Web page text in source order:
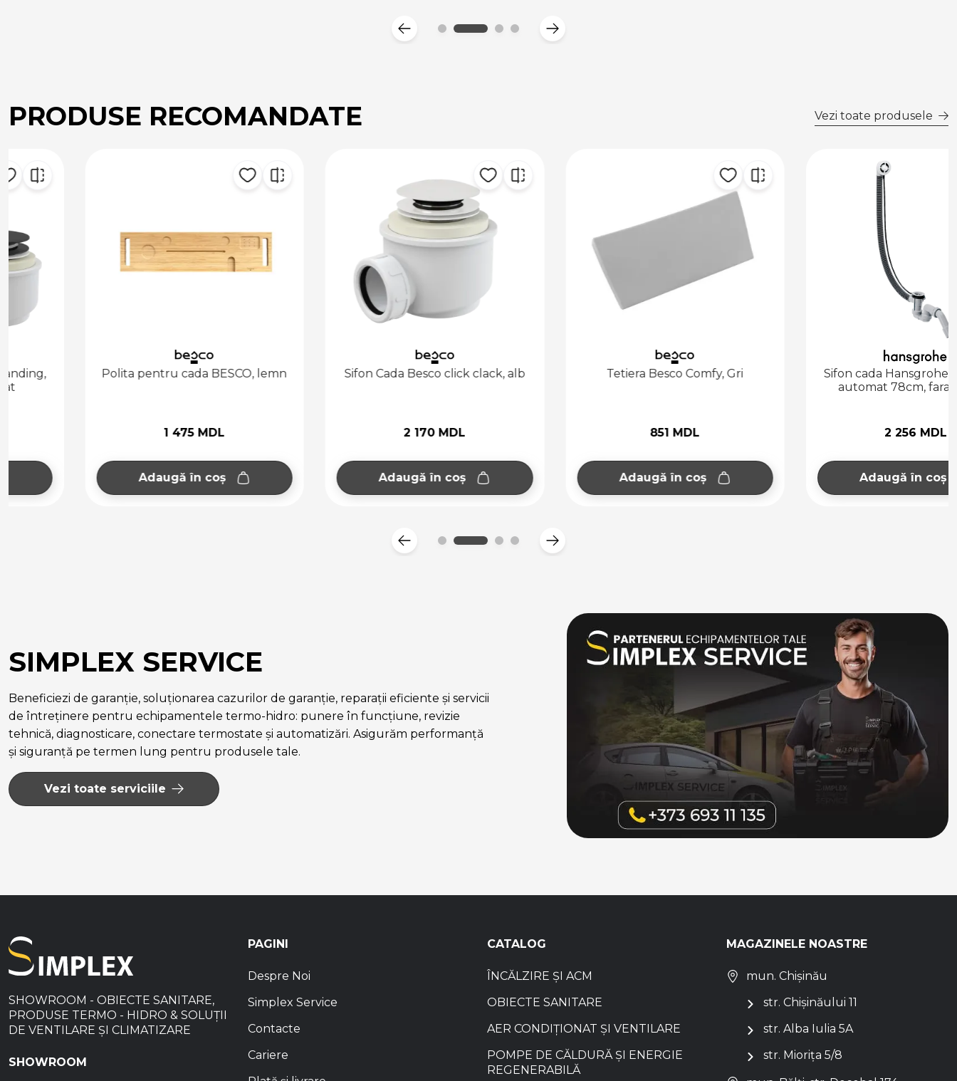
PRODUSE RECOMANDATE Vezi toate produsele
Polita pentru cada BESCO, lemn
Adaugă în coș
Sifon Cada Besco click clack, alb
Adaugă în coș
Tetiera Besco Comfy, Gri
Adaugă în coș
Sifon cada Hansgrohe Flexaplus
automat 78cm, fara capace
Adaugă în coș
SIMPLEX SERVICE
Beneficiezi de garanție, soluționarea cazurilor de garanție, reparații eficiente și servicii
de întreținere pentru echipamentele termo-hidro: punere în funcțiune, revizie
tehnică, diagnosticare, conectare termostate și automatizări. Asigurăm performanță
și siguranță pe termen lung pentru produsele tale.
Vezi toate serviciile
SHOWROOM - OBIECTE SANITARE,
PRODUSE TERMO - HIDRO & SOLUȚII
DE VENTILARE ȘI CLIMATIZARE
SHOWROOM
PAGINI
Despre Noi
Simplex Service
Contacte
Cariere
CATALOG
ÎNCĂLZIRE ȘI ACM
OBIECTE SANITARE
AER CONDIȚIONAT ȘI VENTILARE
POMPE DE CĂLDURĂ ȘI ENERGIE
REGENERABILĂ
MAGAZINELE NOASTRE
mun. Chișinău
str. Chișinăului 11
str. Alba Iulia 5A
str. Miorița 5/8